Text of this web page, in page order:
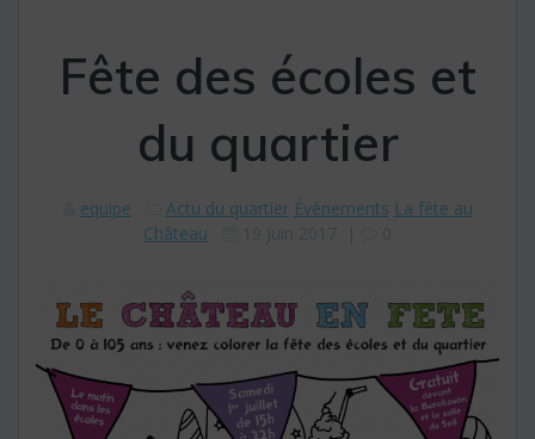
Fête des écoles et
du quartier
equipe Actu du quartier Événements La fête au
Château